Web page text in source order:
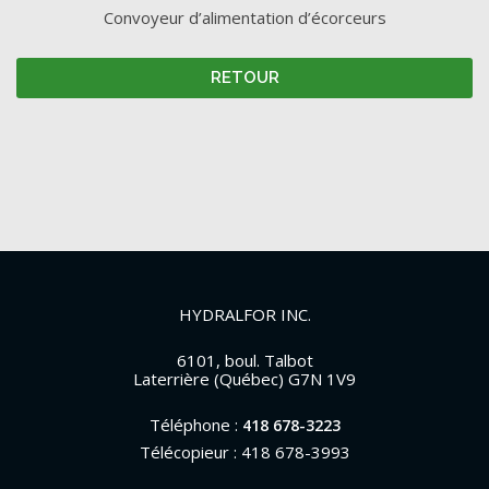
Convoyeur d’alimentation d’écorceurs
RETOUR
HYDRALFOR INC.
6101, boul. Talbot
Laterrière (Québec) G7N 1V9
Téléphone : 418 678-3223
Télécopieur : 418 678-3993